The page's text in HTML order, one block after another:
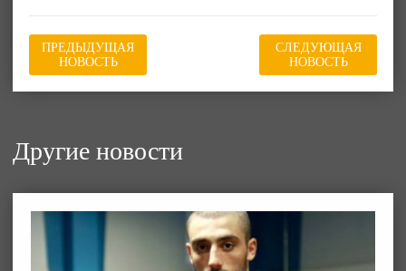
ПРЕДЫДУЩАЯ
НОВОСТЬ
СЛЕДУЮЩАЯ
НОВОСТЬ
Другие новости